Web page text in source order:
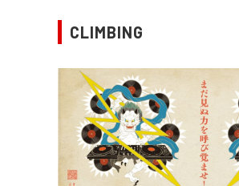
CLIMBING